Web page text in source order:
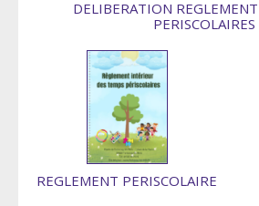
DELIBERATION
PERISCOLAIRES
REGLEMENT PERISCOLAIRE